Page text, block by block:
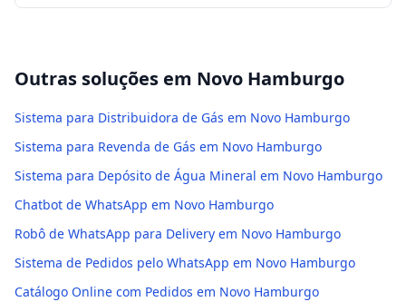
Outras soluções em Novo Hamburgo
Sistema para Distribuidora de Gás em Novo Hamburgo
Sistema para Revenda de Gás em Novo Hamburgo
Sistema para Depósito de Água Mineral em Novo Hamburgo
Chatbot de WhatsApp em Novo Hamburgo
Robô de WhatsApp para Delivery em Novo Hamburgo
Sistema de Pedidos pelo WhatsApp em Novo Hamburgo
Catálogo Online com Pedidos em Novo Hamburgo